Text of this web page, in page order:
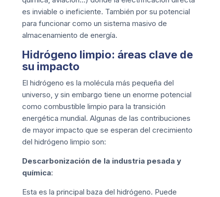
es inviable o ineficiente. También por su potencial
para funcionar como un sistema masivo de
almacenamiento de energía.
Hidrógeno limpio: áreas clave de
su impacto
El hidrógeno es la molécula más pequeña del
universo, y sin embargo tiene un enorme potencial
como combustible limpio para la transición
energética mundial. Algunas de las contribuciones
de mayor impacto que se esperan del crecimiento
del hidrógeno limpio son:
Descarbonización de la industria pesada y
química:
Esta es la principal baza del hidrógeno. Puede